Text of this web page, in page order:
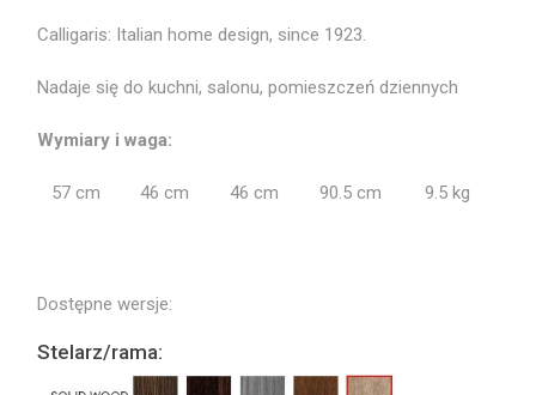
Calligaris: Italian home design, since 1923.
Nadaje się do kuchni, salonu, pomieszczeń dziennych
Wymiary i waga:
57 cm 46 cm 46 cm 90.5 cm 9.5 kg
Dostępne wersje:
Stelarz/rama: